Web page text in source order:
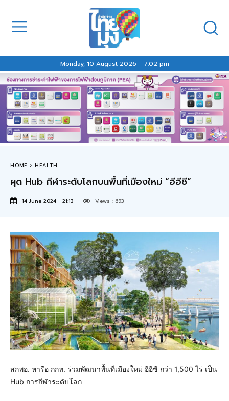
Monday, 10 August 2026 - 7:02 pm
HOME HEALTH
ผุด Hub กีฬาระดับโลกบนพื้นที่เมืองใหม่ “อีอีซี”
14 June 2024 - 21:13 Views : 693
สกพอ. หารือ กกท. ร่วมพัฒนาพื้นที่เมืองใหม่ อีอีซี กว่า 1,500 ไร่ เป็น
Hub การกีฬาระดับโลก